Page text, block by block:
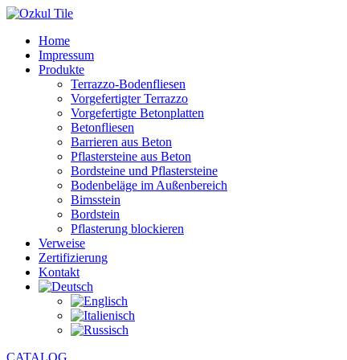
Home
Impressum
Produkte
Terrazzo-Bodenfliesen
Vorgefertigter Terrazzo
Vorgefertigte Betonplatten
Betonfliesen
Barrieren aus Beton
Pflastersteine aus Beton
Bordsteine und Pflastersteine
Bodenbeläge im Außenbereich
Bimsstein
Bordstein
Pflasterung blockieren
Verweise
Zertifizierung
Kontakt
CATALOG